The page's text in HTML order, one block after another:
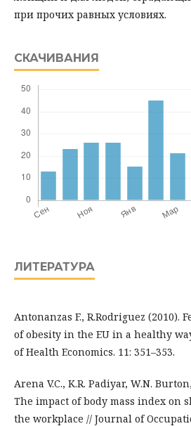
при прочих равных условиях.
СКАЧИВАНИЯ
ЛИТЕРАТУРА
Antonanzas F., R.Rodriguez (2010).
of obesity in the EU in a healthy
of Health Economics. 11: 351–353.
Arena V.C., K.R. Padiyar, W.N.
The impact of body mass index
the workplace // Journal of